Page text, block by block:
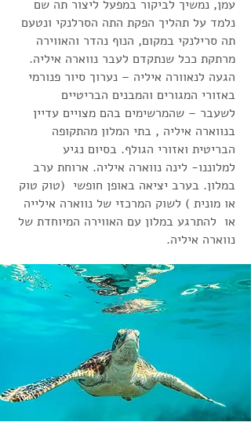
עמן, נמשיך לביקור במפעל ליצור תה שם
נלמד על תהליך הפקת התה הסרלנקי ונטעם
תה סרילנקי במקום, הנוף נהדר והאווירה
מרתקת ככל שנתקדם לעבר נווארה איליה.
הגעה לנאוורה איליה – נערוך סיור פנורמי
באזורי המגורים והמבנים הבריטיים
לשעבר – שהמרשימים בהם מצויים עדיין
בנווארה איליה , בתי המלון מהתקופה
הבריטית ואזורי הגולף. בסיום נגיע
למלוננו- לינה נווארה איליה. ארוחת ערב
במלון. בערב יציאה באופן חופשי (טוק טוק
או מונית ) לשוק המרכזי של נווארה אילייה
או להתרגע במלון עם האווירה המיוחדת של
נווארה איליה.